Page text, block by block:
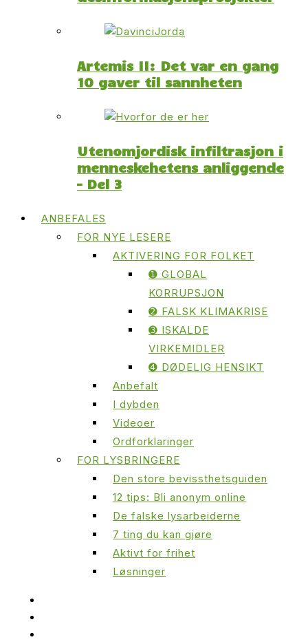
Artemis II: Det var en gang
10 gaver til sannheten
Utenomjordisk infiltrasjon i
menneskehetens anliggende
– Del 3
ANBEFALES
FOR NYE LESERE
AKTIVERING FOR FOLKET
➊ GLOBAL
KORRUPSJON
➋ FALSK KLIMAKRISE
➌ ISKALDE
VIRKEMIDLER
➍ DØDELIG HENSIKT
Anbefalt
I dybden
Videoer
Ordforklaringer
FOR LYSBRINGERE
Den store bevissthetsguiden
12 tips: Bli anonym online
De falske lysarbeiderne
7 ting du kan gjøre
Aktivt for frihet
Løsninger